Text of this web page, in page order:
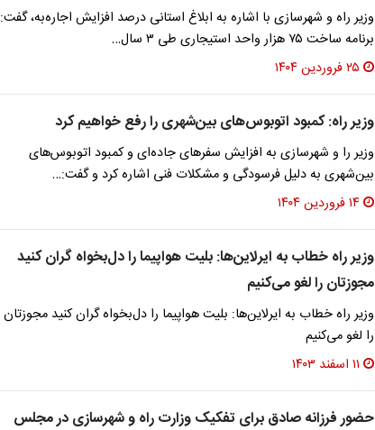
وزیر راه و شهرسازی با اشاره به ابلاغ استانی درصد افزایش اجاره‌به، گفت:
برنامه ساخت ۷۵ هزار واحد استیجاری طی ۳ سال…
۲۵ فروردین ۱۴۰۴
وزیر راه: کمبود اتوبوس‌های بین‌شهری را رفع خواهیم کرد
وزیر را و شهرسازی به افزایش سفرهای جاده‌ای و کمبود اتوبوس‌های
بین‌شهری به دلیل فرسودگی و مشکلات فنی اشاره کرد و گفت:…
۱۴ فروردین ۱۴۰۴
وزیر راه خطاب به ایرلاین‌ها: بلیت هواپیما را دل‌بخواه گران کنید
مجوزتان را لغو می‌کنیم
وزیر راه خطاب به ایرلاین‌ها: بلیت هواپیما را دل‌بخواه گران کنید مجوزتان
را لغو می‌کنیم
۱۱ اسفند ۱۴۰۳
حضور فرزانه صادق برای تفکیک وزارت راه و شهرسازی در مجلس